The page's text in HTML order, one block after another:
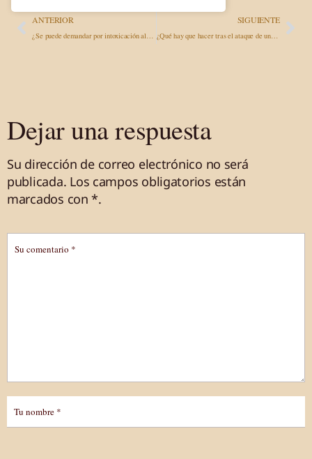
ANTERIOR SIGUIENTE
¿Qué hay que hacer tras el ataque de un perro en Nevada? Guía jurídica para las víctimas en Las Vegas
Dejar una respuesta
Su dirección de correo electrónico no será
publicada. Los campos obligatorios están
marcados con *.